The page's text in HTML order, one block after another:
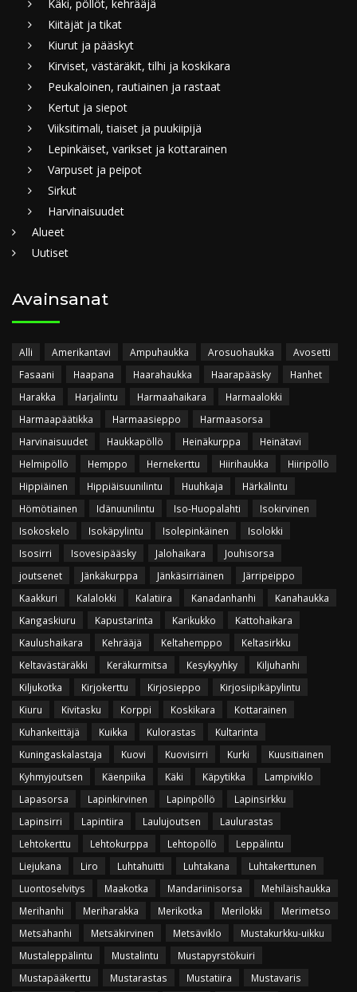
Käki, pöllöt, kehrääjä
Kiitäjät ja tikat
Kiurut ja pääskyt
Kirviset, västäräkit, tilhi ja koskikara
Peukaloinen, rautiainen ja rastaat
Kertut ja siepot
Viiksitimali, tiaiset ja puukiipijä
Lepinkäiset, varikset ja kottarainen
Varpuset ja peipot
Sirkut
Harvinaisuudet
Alueet
Uutiset
Avainsanat
Alli Amerikantavi Ampuhaukka Arosuohaukka
Avosetti
Fasaani
Haapana Haarahaukka Haarapääsky
Hanhet
Harakka
Harjalintu Harmaahaikara
Harmaalokki
Harmaapäätikka
Harmaasieppo
Harmaasorsa
Harvinaisuudet
Haukkapöllö Heinäkurppa
Heinätavi
Helmipöllö
Hemppo Hernekerttu Hiirihaukka
Hiiripöllö
Hippiäinen
Hippiäisuunilintu Huuhkaja
Härkälintu
Hömötiainen
Idänuunilintu Iso-Huopalahti
Isokirvinen
Isokoskelo
Isokäpylintu Isolepinkäinen
Isolokki
Isosirri
Isovesipääsky Jalohaikara
Jouhisorsa
joutsenet
Jänkäkurppa Jänkäsirriäinen
Järripeippo
Kaakkuri
Kalalokki Kalatiira Kanadanhanhi
Kanahaukka
Kangaskiuru
Kapustarinta Karikukko
Kattohaikara
Kaulushaikara
Kehrääjä Keltahemppo
Keltasirkku
Keltavästäräkki
Keräkurmitsa Kesykyyhky
Kiljuhanhi
Kiljukotka
Kirjokerttu Kirjosieppo
Kirjosiipikäpylintu
Kiuru
Kivitasku Korppi Koskikara
Kottarainen
Kuhankeittäjä
Kuikka Kulorastas
Kultarinta
Kuningaskalastaja
Kuovi Kuovisirri Kurki
Kuusitiainen
Kyhmyjoutsen
Käenpiika Käki Käpytikka
Lampiviklo
Lapasorsa
Lapinkirvinen Lapinpöllö
Lapinsirkku
Lapinsirri
Lapintiira Laulujoutsen
Laulurastas
Lehtokerttu
Lehtokurppa Lehtopöllö
Leppälintu
Liejukana
Liro Luhtahuitti Luhtakana
Luhtakerttunen
Luontoselvitys
Maakotka Mandariinisorsa
Mehiläishaukka
Merihanhi
Meriharakka Merikotka Merilokki
Merimetso
Metsähanhi
Metsäkirvinen Metsäviklo
Mustakurkku-uikku
Mustaleppälintu
Mustalintu
Mustapyrstökuiri
Mustapääkerttu
Mustarastas Mustatiira
Mustavaris